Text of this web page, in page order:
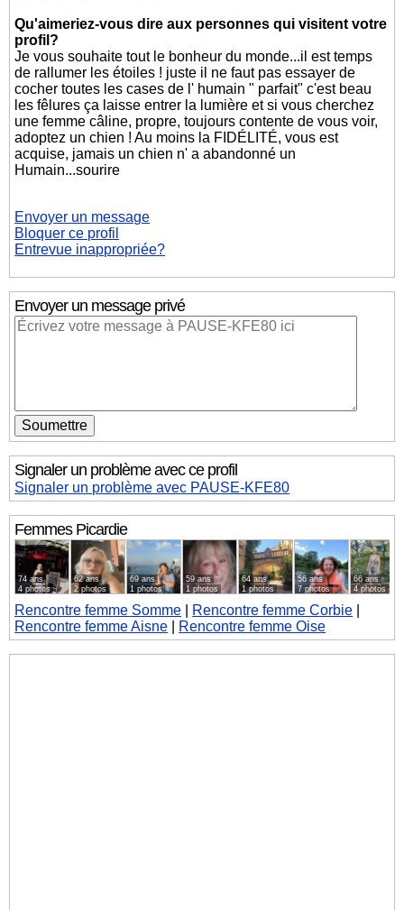
Qu'aimeriez-vous dire aux personnes qui visitent votre
profil?
Je vous souhaite tout le bonheur du monde...il est temps
de rallumer les étoiles ! juste il ne faut pas essayer de
cocher toutes les cases de l' humain " parfait" c'est beau
les fêlures ça laisse entrer la lumière et si vous cherchez
une femme câline, propre, toujours contente de vous voir,
adoptez un chien ! Au moins la FIDÉLITÉ, vous est
acquise, jamais un chien n' a abandonné un
Humain...sourire
Envoyer un message
Bloquer ce profil
Entrevue inappropriée?
Envoyer un message privé
Signaler un problème avec ce profil
Signaler un problème avec PAUSE-KFE80
FemmesPicardie
74 ans
4 photos
62 ans
2 photos
69 ans
1 photos
59 ans
1 photos
64 ans
1 photos
56 ans
7 photos
66 ans
4 photos
Rencontre femme Somme Rencontre femme Corbie
Rencontre femme Aisne
Rencontre femme Oise